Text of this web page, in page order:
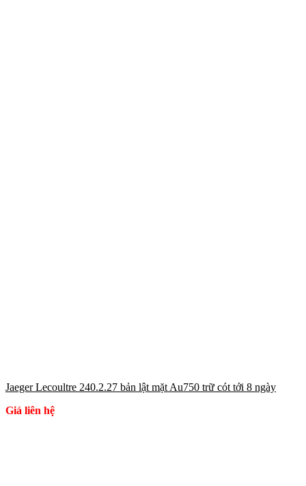
Jaeger Lecoultre 240.2.27 bản lật mặt Au750 trữ cót tới 8 ngày
Giá liên hệ